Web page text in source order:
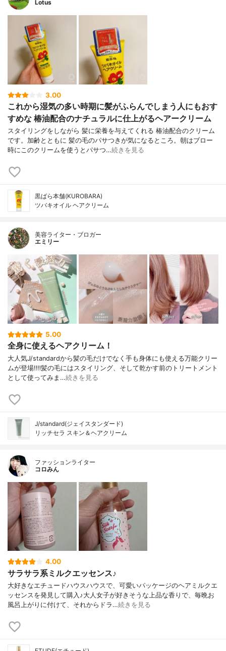
Lotus
3.00
これから湿気の多い時期に髪がふらんでしまう人にもおす
すめな 椿油配合のナチュラルに仕上がるヘアークリーム
スタイリングをしながら 髪に栄養を与えてくれる 椿油配合のクリーム
です。加齢とともに 髪の毛のパサつきが気になるところ。朝はブロー
時にこのクリームを使うとパサつ…続きを見る
黒ばら本舗(KUROBARA)
ツバキオイル ヘアクリーム
美容ライター・ブロガー
エミリー
5.00
全身に使えるヘアクリーム！
大人気J/standardから髪の毛だけでなく手も身体にも使える万能クリー
ムが登場‼️‼️髪の毛にはスタイリング、そして乾かす前のトリートメント
として使ってみま…続きを見る
J/standard(ジェイスタンダード)
リッチセラ スキン＆ヘアクリーム
ファッションライター
コロみん
4.00
サラサラ系ミルクエッセンス♪
大好きなエチュードハウスハウスで、可愛いパッケージのヘアミルクエ
ッセンスを発見して購入♪大人女子が好きそうな上品な香りで、毎晩お
風呂上がりに付けて、それからドラ…続きを見る